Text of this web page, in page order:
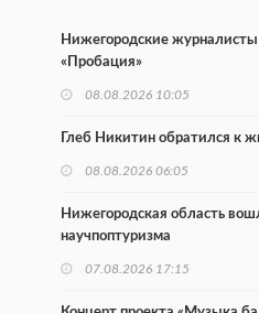
Нижегородские журналисты
«Пробация»
08.08.2026 10:05
Глеб Никитин обратился к
08.08.2026 06:05
Нижегородская область
научпоптуризма
07.08.2026 17:15